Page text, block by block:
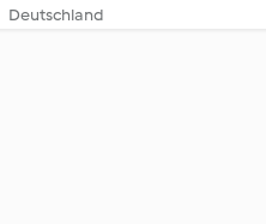
Deutschland